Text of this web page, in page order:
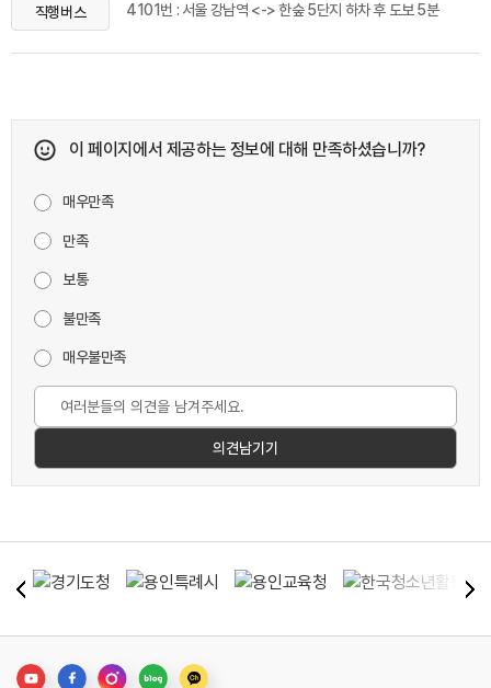
직행버스 4101번 : 서울 강남역 <-> 한숲 5단지 하차 후 도보 5분
이 페이지에서 제공하는 정보에 대해 만족하셨습니까?
매우만족
만족
보통
불만족
매우불만족